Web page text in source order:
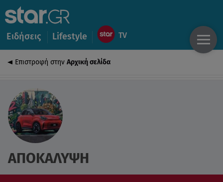
Ειδήσεις Lifestyle
Επιστροφή στην Αρχική σελίδα
ΑΠΟΚΑΛΥΨΗ